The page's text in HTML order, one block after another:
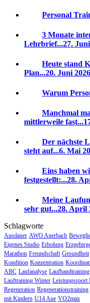
Personal
3 Monate
Lehrbrief...27.
Heute stand
Plan...20. Juni
Warum
Manchmal
mittlerweile fast...
Der nächste
steht auf...6. Mai
Eins haben
festgestellt:...28.
Meine
sehr gut...28. April
Schlagworte
Ausdauer AWO Auerbach
Eigenes Studio Erholung
Marathon Freundschaft Gesundheit
Kondition Konzentration
ABC Laufanalyse
Lauftraining Winter Leistungssport
Regeneration Regenerationstraining
mit Kindern U14 Aue VO2max